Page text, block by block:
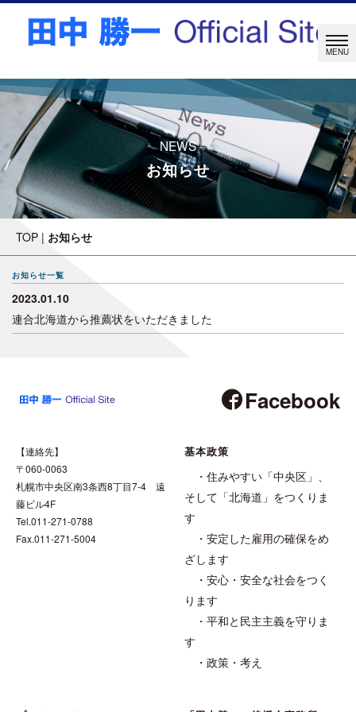
NEWS
お知らせ
TOP | お知らせ
お知らせ一覧
2023.01.10
連合北海道から推薦状をいただきました
Facebook
【連絡先】
〒060-0063
札幌市中央区南3条西8丁目7-4 遠
藤ビル4F
Tel.011-271-0788
Fax.011-271-5004
基本政策
・住みやすい「中央区」、
そして「北海道」をつくりま
す
・安定した雇用の確保をめ
ざします
・安心・安全な社会をつく
ります
・平和と民主主義を守りま
す
・政策・考え